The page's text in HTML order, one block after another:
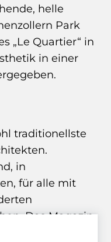
helle
Park
„Le Quartier“ in
in einer
traditionellste
in
für alle mit
Das Magazin
zentrales